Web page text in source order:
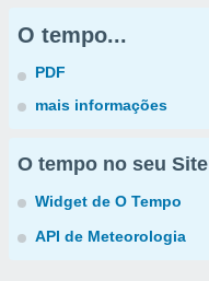
O tempo...
PDF
mais informações
O tempo no seu Site
Widget de O Tempo
API de Meteorologia